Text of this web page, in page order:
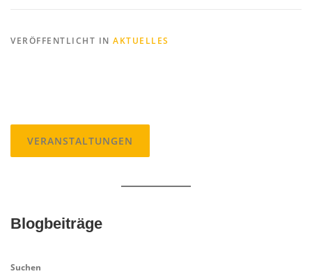
VERÖFFENTLICHT IN AKTUELLES
VERANSTALTUNGEN
Blogbeiträge
Suchen